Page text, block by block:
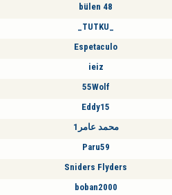
bülen 48
_TUTKU_
Espetaculo
ieiz
55Wolf
Eddy15
محمد عامر1
Paru59
Sniders Flyders
boban2000